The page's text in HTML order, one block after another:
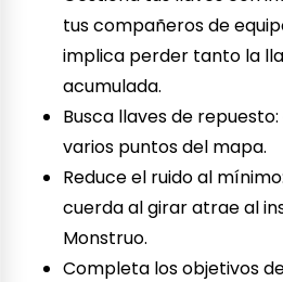
tus compañeros de
implica perder tanto la
acumulada.
Busca llaves de
varios puntos del mapa.
Reduce el ruido al
cuerda al girar atrae al
Monstruo.
Completa los objetivos